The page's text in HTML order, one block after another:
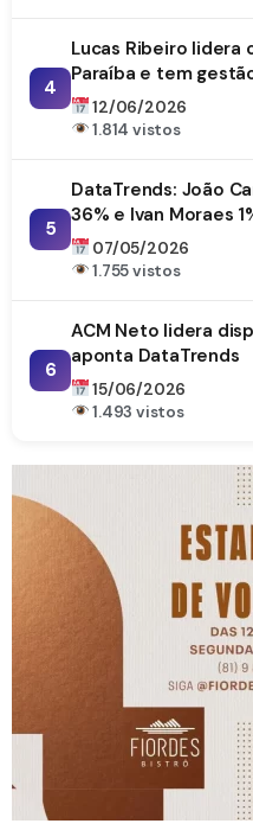
4
Lucas Ribeiro lidera
Paraíba e tem
DataTrends
12/06/2026
1.814 vistos
5
DataTrends: João
36% e Ivan Moraes
07/05/2026
1.755 vistos
6
ACM Neto lidera
aponta DataTrends
15/06/2026
1.493 vistos